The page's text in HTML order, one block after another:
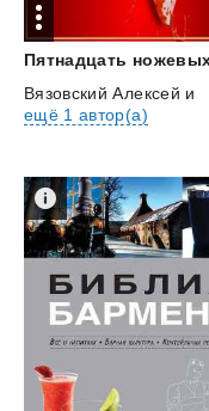
Пятнадцать
Вязовский Алексей и
ещё 1 автор(а)